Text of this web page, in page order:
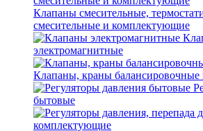
Клапаны смесительные,
смесительные и комплектующие
электромагнитные
Клапаны, краны
бытовые